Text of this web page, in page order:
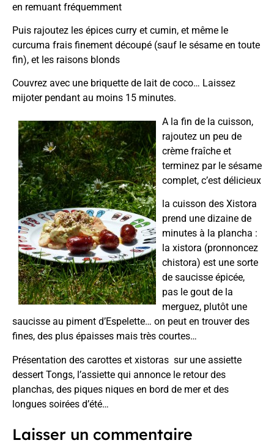
en remuant fréquemment
Puis rajoutez les épices curry et cumin, et même le
curcuma frais finement découpé (sauf le sésame en toute
fin), et les raisons blonds
Couvrez avec une briquette de lait de coco… Laissez
mijoter pendant au moins 15 minutes.
A la fin de la cuisson,
rajoutez un peu de
crème fraîche et
terminez par le sésame
complet, c’est délicieux
la cuisson des Xistora
prend une dizaine de
minutes à la plancha :
la xistora (pronnoncez
chistora) est une sorte
de saucisse épicée,
pas le gout de la
merguez, plutôt une
saucisse au piment d’Espelette… on peut en trouver des
fines, des plus épaisses mais très courtes…
Présentation des carottes et xistoras sur une assiette
dessert Tongs, l’assiette qui annonce le retour des
planchas, des piques niques en bord de mer et des
longues soirées d’été…
Laisser un commentaire